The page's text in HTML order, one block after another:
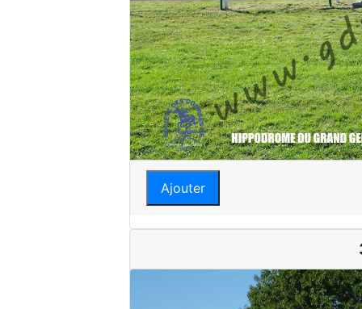
Ajouter